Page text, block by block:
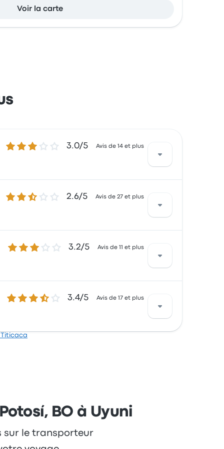
Voir la carte
3.0 sur 5 étoiles 3.0/5 Avis de 14 et plus
par les sièges et le lieu de départ, mais ils
à 15 $
2.6 sur 5 étoiles 2.6/5 Avis de 27 et plus
par le lieu de départ et le personnel,
à 14 $
3.2 sur 5 étoiles 3.2/5 Avis de 11 et plus
par l'accessibilité des billets et le lieu de
voyage commencer à 13 $
3.4 sur 5 étoiles 3.4/5 Avis de 17 et plus
Titicaca
BO à Uyuni
sur le transporteur